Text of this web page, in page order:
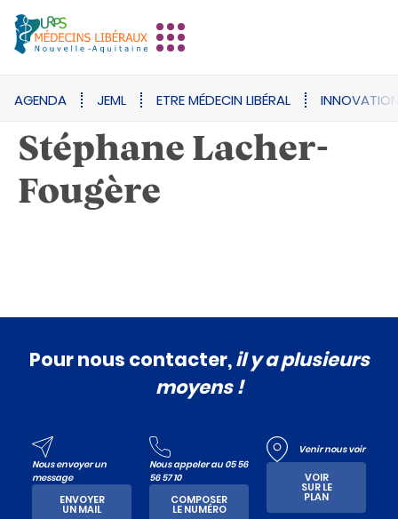
AGENDA JEML ETRE MÉDECIN LIBÉRAL
Stéphane Lacher-
Fougère
Pour nous contacter,il y a plusieurs
moyens !
Nous envoyer un
message
ENVOYER
UN MAIL
Nous appeler au 05 56
56 57 10
COMPOSER
LE NUMÉRO
Venir nous voir
VOIR
SUR LE
PLAN